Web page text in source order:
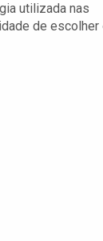
utilizada nas
de escolher